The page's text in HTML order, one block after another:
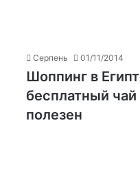
Серпень 01/11/2014
Шоппинг в
бесплатный
полезен